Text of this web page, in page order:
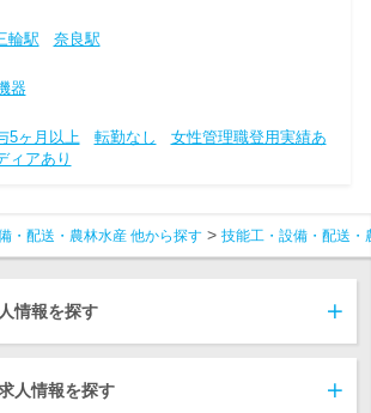
輪駅
奈良駅
器
5ヶ月以上 転勤なし
女性管理職登用実績あ
ィアあり
・配送・農林水産 他から探す 技能工・設備・配送・
情報を探す
人情報を探す